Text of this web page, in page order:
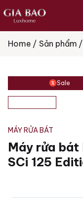
phẩm
Home Sản phẩm
Sale
MÁY RỬA BÁT
Máy rửa bát
SCi 125